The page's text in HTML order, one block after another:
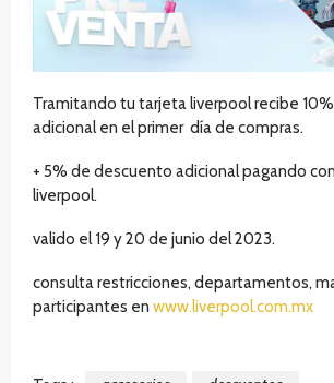
Tramitando tu tarjeta liverpool recibe
adicional en el primer día de compras.
+ 5% de descuento adicional pagando
liverpool.
valido el 19 y 20 de junio del 2023.
consulta restricciones, departamentos,
participantes en www.liverpool.com.mx